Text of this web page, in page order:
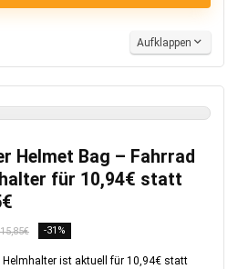
Aufklappen
Helmet Bag – Fahrrad
für 10,94€ statt
15,85€ -31%
Helmhalter ist aktuell für 10,94€ statt